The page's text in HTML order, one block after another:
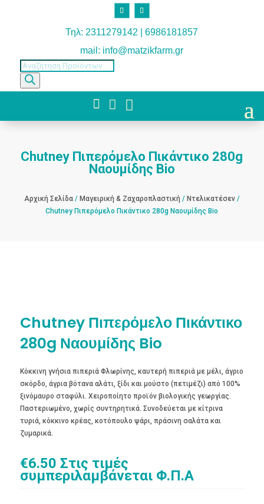
Τηλ: 2311279142 | 6986181857
mail: info@matzikfarm.gr
Products
search
  
Chutney Πιπερόμελο Πικάντικο 280g
Ναουμίδης Bio
Αρχική Σελίδα/ Μαγειρική & Ζαχαροπλαστική / Ντελικατέσεν/
Chutney Πιπερόμελο Πικάντικο 280g Ναουμίδης Bio
Chutney Πιπερόμελο Πικάντικο
280g Ναουμίδης Bio
Κόκκινη γνήσια πιπεριά Φλωρίνης, καυτερή πιπεριά με μέλι, άγριο
σκόρδο, άγρια βότανα αλάτι, ξίδι και μούστο (πετιμέζι) από 100%
ξινόμαυρο σταφύλι. Χειροποίητο προϊόν βιολογικής γεωργίας.
Παστεριωμένο, χωρίς συντηρητικά. Συνοδεύεται με κίτρινα
τυριά, κόκκινο κρέας, κοτόπουλο ψάρι, πράσινη σαλάτα και
ζυμαρικά.
€6.50 Στις τιμές
συμπεριλαμβάνεται Φ.Π.Α